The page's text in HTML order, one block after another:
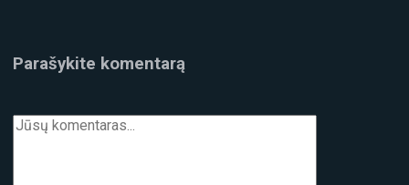
Parašykite komentarą